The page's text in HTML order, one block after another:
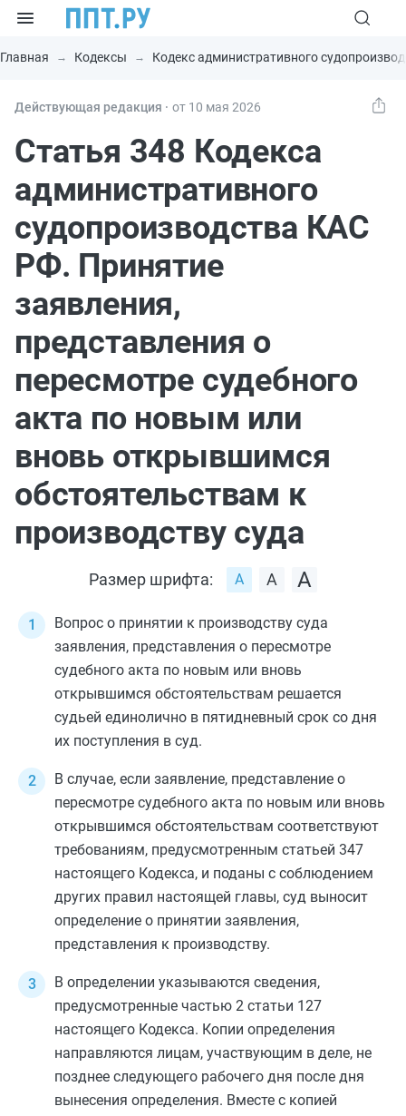
Главная Кодексы Кодекс административного
Действующая редакция ⸱ от 10 мая 2026
Статья 348 Кодекса
административного
судопроизводства КАС
РФ. Принятие
заявления,
представления о
пересмотре судебного
акта по новым или
вновь открывшимся
обстоятельствам к
производству суда
Размер шрифта:
Вопрос о принятии к производству суда
заявления, представления о пересмотре
судебного акта по новым или вновь
открывшимся обстоятельствам решается
судьей единолично в пятидневный срок со дня
их поступления в суд.
В случае, если заявление, представление о
пересмотре судебного акта по новым или вновь
открывшимся обстоятельствам соответствуют
требованиям, предусмотренным статьей 347
настоящего Кодекса, и поданы с соблюдением
других правил настоящей главы, суд выносит
определение о принятии заявления,
представления к производству.
В определении указываются сведения,
предусмотренные частью 2 статьи 127
настоящего Кодекса. Копии определения
направляются лицам, участвующим в деле, не
позднее следующего рабочего дня после дня
вынесения определения. Вместе с копией